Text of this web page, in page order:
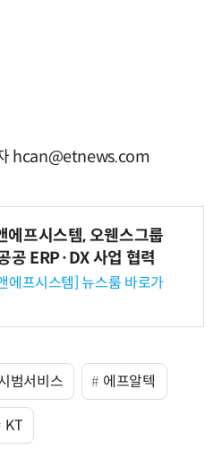
hcan@etnews.com
에프시스템, 오웬스그룹
공 ERP·DX 사업 협력
에프시스템] 뉴스룸 바로가
범서비스 에프알텍
KT